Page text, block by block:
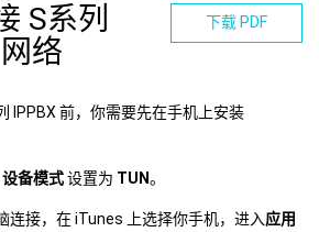
下载 PDF
S系列
络
IPPBX前，你需要先在手机上安装
设备模式设置为 TUN。
连接，在 iTunes 上选择你手机，进入应用